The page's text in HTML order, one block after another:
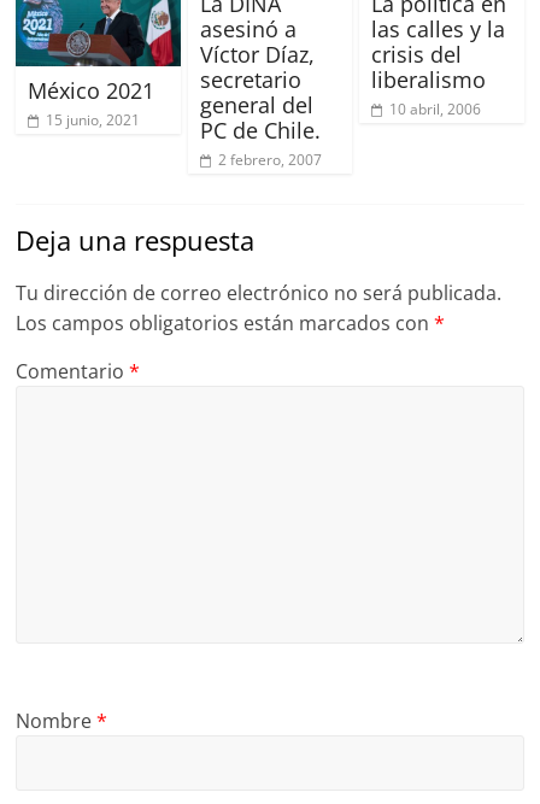
México 2021
15 junio, 2021
asesinó a
Víctor Díaz,
secretario
general del
PC de Chile.
2 febrero, 2007
las calles y la
crisis del
liberalismo
10 abril, 2006
Deja una respuesta
Tu dirección de correo electrónico no será publicada.
Los campos obligatorios están marcados con*
Comentario*
Nombre*